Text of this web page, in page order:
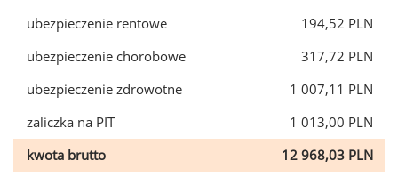
ubezpieczenie rentowe
194,52 PLN
ubezpieczenie chorobowe
317,72 PLN
ubezpieczenie zdrowotne
1 007,11 PLN
zaliczka na PIT
1 013,00 PLN
kwota brutto
12 968,03 PLN